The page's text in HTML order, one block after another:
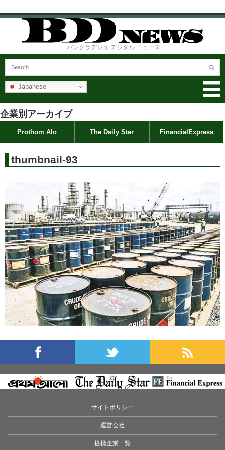
バングラデシュ デジタル ニュース
Japanese
企業別アーカイブ
Prothom Alo The Daily Star FinancialExpress
thumbnail-93
サイトポリシー
運営会社
提携企業一覧